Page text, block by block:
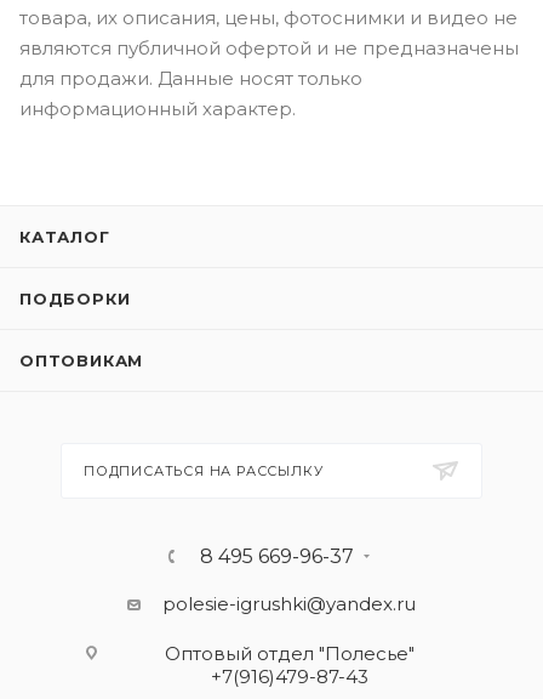
товара, их описания, цены, фотоснимки и видео не
являются публичной офертой и не предназначены
для продажи. Данные носят только
информационный характер.
КАТАЛОГ
ПОДБОРКИ
ОПТОВИКАМ
ПОДПИСАТЬСЯ НА РАССЫЛКУ
8 495 669-96-37
polesie-igrushki@yandex.ru
Оптовый отдел "Полесье"
+7(916)479-87-43